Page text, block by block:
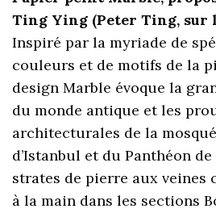
Ting Ying (Peter Ting, sur
Inspiré par la myriade de
couleurs et de motifs de la
design Marble évoque la
du monde antique et les
architecturales de la
d’Istanbul et du Panthéon de
strates de pierre aux veines
à la main dans les sections